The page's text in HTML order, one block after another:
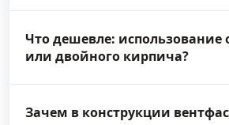
Что дешевле: использование
или двойного кирпича?
Зачем в конструкции